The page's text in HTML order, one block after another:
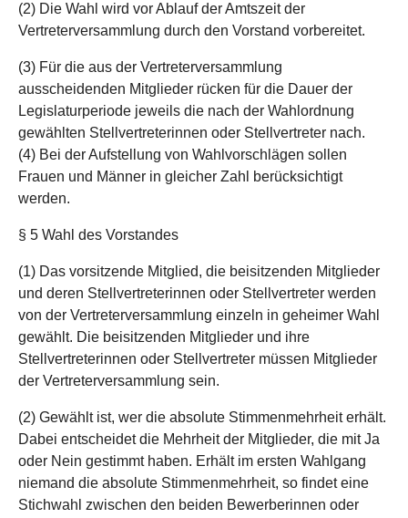
(2) Die Wahl wird vor Ablauf der Amtszeit der
Vertreterversammlung durch den Vorstand vorbereitet.
(3) Für die aus der Vertreterversammlung
ausscheidenden Mitglieder rücken für die Dauer der
Legislaturperiode jeweils die nach der Wahlordnung
gewählten Stellvertreterinnen oder Stellvertreter nach.
(4) Bei der Aufstellung von Wahlvorschlägen sollen
Frauen und Männer in gleicher Zahl berücksichtigt
werden.
§ 5 Wahl des Vorstandes
(1) Das vorsitzende Mitglied, die beisitzenden Mitglieder
und deren Stellvertreterinnen oder Stellvertreter werden
von der Vertreterversammlung einzeln in geheimer Wahl
gewählt. Die beisitzenden Mitglieder und ihre
Stellvertreterinnen oder Stellvertreter müssen Mitglieder
der Vertreterversammlung sein.
(2) Gewählt ist, wer die absolute Stimmenmehrheit erhält.
Dabei entscheidet die Mehrheit der Mitglieder, die mit Ja
oder Nein gestimmt haben. Erhält im ersten Wahlgang
niemand die absolute Stimmenmehrheit, so findet eine
Stichwahl zwischen den beiden Bewerberinnen oder